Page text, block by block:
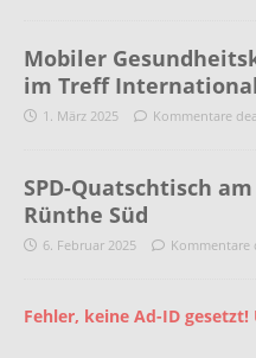
Mobiler
im Treff International
1. März 2025 Kommentare
SPD-Quatschtisch
Rünthe Süd
6. Februar 2025 Kommentare
Fehler, keine Ad-ID